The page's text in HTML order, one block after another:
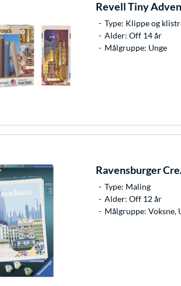
RevellTiny
Type: Klippe og
Alder: Off 14 år
Målgruppe: Unge
Ravensburger
Type: Maling
Alder: Off 12 år
Målgruppe: Voksne,